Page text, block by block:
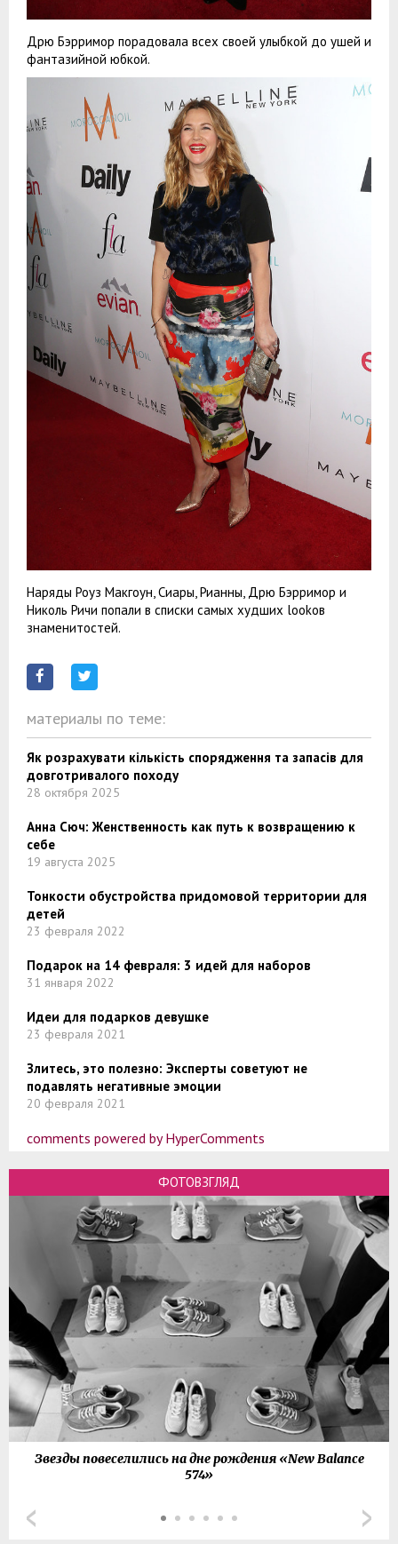
Дрю Бэрримор порадовала всех своей улыбкой до ушей и
фантазийной юбкой.
Наряды Роуз Макгоун, Сиары, Рианны, Дрю Бэрримор и
Николь Ричи попали в списки самых худших lookов
знаменитостей.
материалы по теме:
Як розрахувати кількість спорядження та запасів для
довготривалого походу
28 октября 2025
Анна Сюч: Женственность как путь к возвращению к
себе
19 августа 2025
Тонкости обустройства придомовой территории для
детей
23 февраля 2022
Подарок на 14 февраля: 3 идей для наборов
31 января 2022
Идеи для подарков девушке
23 февраля 2021
Злитесь, это полезно: Эксперты советуют не
подавлять негативные эмоции
20 февраля 2021
comments powered by HyperComments
ФОТОВЗГЛЯД
Звезды повеселились на дне рождения «New Balance
574»